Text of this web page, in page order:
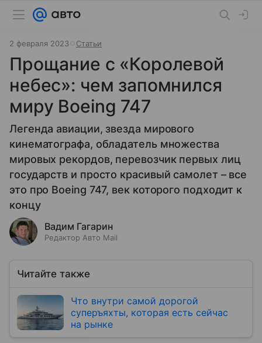
2 февраля 2023 Статьи
Прощание с «Королевой
небес»: чем запомнился
миру Boeing 747
Легенда авиации, звезда мирового
кинематографа, обладатель множества
мировых рекордов, перевозчик первых лиц
государств и просто красивый самолет – все
это про Boeing 747, век которого подходит к
концу
Вадим Гагарин
Редактор Авто Mail
Читайте также
Что внутри самой дорогой
суперъяхты, которая есть сейчас
на рынке